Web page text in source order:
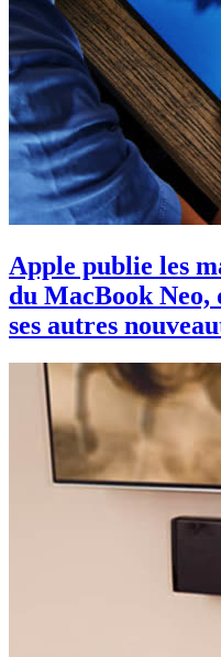
Apple publie les
du MacBook Neo,
ses autres